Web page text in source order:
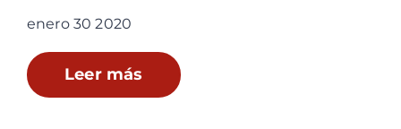
enero 30 2020
Leer más